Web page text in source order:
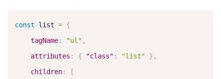
const list = {
tagName: "ul" ,
attributes : { "class" : "list" } ,
children:
[